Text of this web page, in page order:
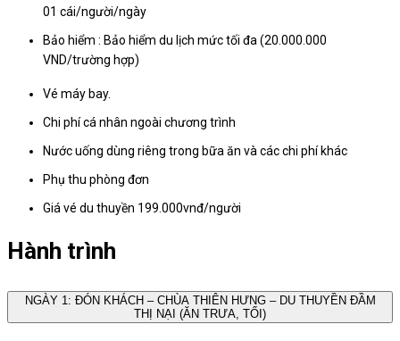
01 cái/người/ngày
Bảo hiểm : Bảo hiểm du lịch mức tối đa (20.000.000
VND/trường hợp)
Vé máy bay.
Chi phí cá nhân ngoài chương trình
Nước uống dùng riêng trong bữa ăn và các chi phí khác
Phụ thu phòng đơn
Giá vé du thuyền 199.000vnđ/người
Hành trình
NGÀY 1: ĐÓN KHÁCH – CHÙA THIÊN HƯNG – DU THUYỀN ĐẦM
THỊ NẠI (ĂN TRƯA, TỐI)